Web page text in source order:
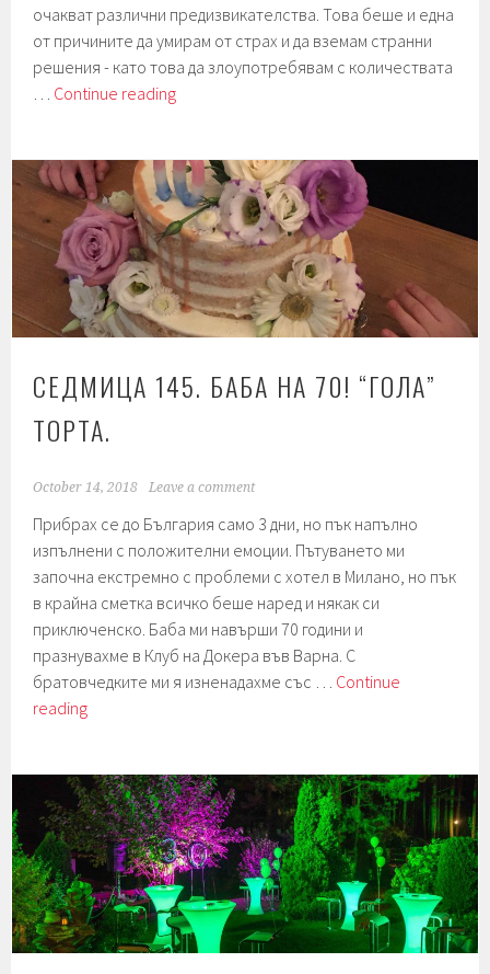
очакват различни предизвикателства. Това беше и една
от причините да умирам от страх и да вземам странни
решения - като това да злоупотребявам с количествата
Continue readingСедмица
Зоната
на
комфорт.
СЕДМИЦА 145. БАБА НА 70! “ГОЛА”
ТОРТА.
October 14, 2018 Leave a comment
Прибрах се до България само 3 дни, но пък напълно
изпълнени с положителни емоции. Пътуването ми
започна екстремно с проблеми с хотел в Милано, но пък
в крайна сметка всичко беше наред и някак си
приключенско. Баба ми навърши 70 години и
празнувахме в Клуб на Докера във Варна. С
братовчедките ми я изненадахме със … Continue
readingСедмица
на
70!
“Гола”
торта.